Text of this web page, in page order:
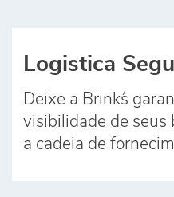
Logistica
Deixe a Brink´s
visibilidade de seus
a cadeia de